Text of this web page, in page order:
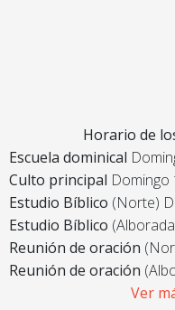
Horario de
Escuela dominical
Culto principal Domingo
Estudio Bíblico (Norte)
Estudio Bíblico
Reunión de oración
Reunión de oración
Ver